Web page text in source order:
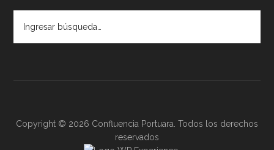
búsqueda…
Copyright © 2026 Confluencia Portuara. Todos los derechos
reservados